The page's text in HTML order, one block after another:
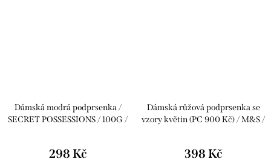
Dámská modrá podprsenka /
SECRET POSSESSIONS / 100G /
298 Kč
Dámská růžová podprsenka se
vzory květin (PC 900 Kč) / M&S /
398 Kč